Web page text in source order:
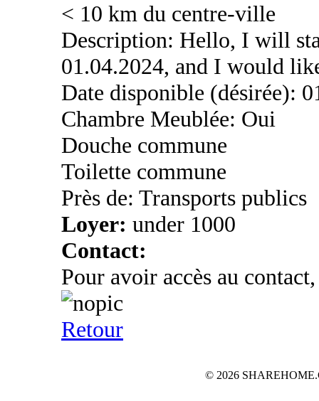
< 10 km du centre-ville
Description: Hello, I will
01.04.2024, and I would
Date disponible (désirée):
Chambre Meublée: Oui
Douche commune
Toilette commune
Près de: Transports publics
Loyer: under 1000
Contact:
Pour avoir accès au
Retour
© 2026